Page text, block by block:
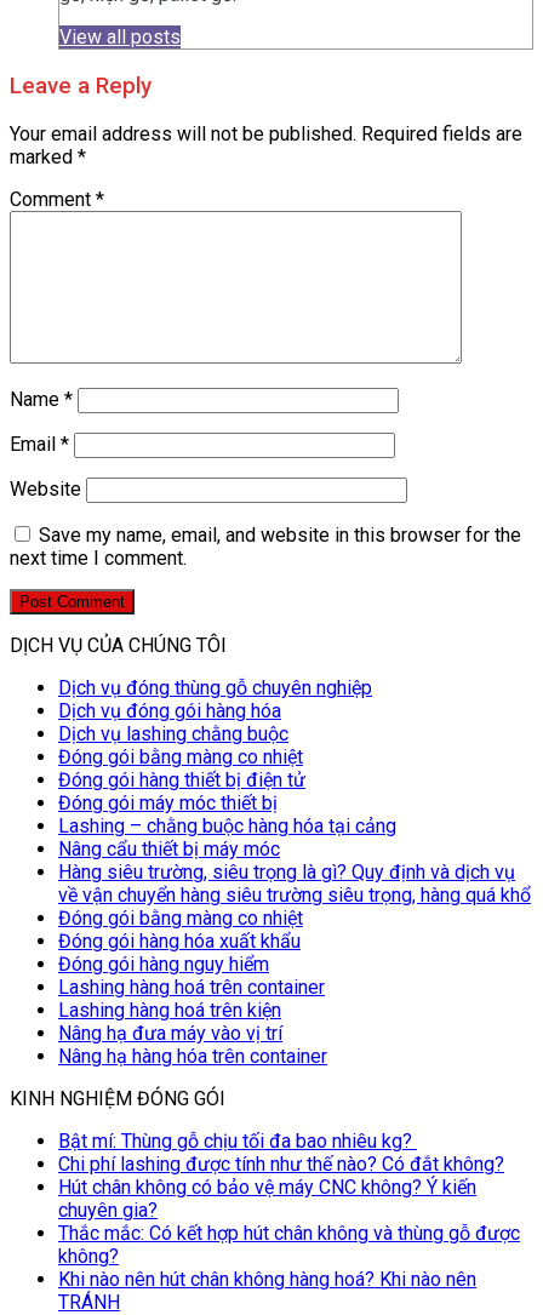
View all posts
Leave a Reply
Your email address will not be published. Required fields are
marked *
Comment *
Name *
Email *
Website
Save my name, email, and website in this browser for the
next time I comment.
DỊCH VỤ CỦA CHÚNG TÔI
Dịch vụ đóng thùng gỗ chuyên nghiệp
Dịch vụ đóng gói hàng hóa
Dịch vụ lashing chằng buộc
Đóng gói bằng màng co nhiệt
Đóng gói hàng thiết bị điện tử
Đóng gói máy móc thiết bị
Lashing – chằng buộc hàng hóa tại cảng
Nâng cẩu thiết bị máy móc
Hàng siêu trường, siêu trọng là gì? Quy định và dịch vụ
về vận chuyển hàng siêu trường siêu trọng, hàng quá khổ
Đóng gói bằng màng co nhiệt
Đóng gói hàng hóa xuất khẩu
Đóng gói hàng nguy hiểm
Lashing hàng hoá trên container
Lashing hàng hoá trên kiện
Nâng hạ đưa máy vào vị trí
Nâng hạ hàng hóa trên container
KINH NGHIỆM ĐÓNG GÓI
Bật mí: Thùng gỗ chịu tối đa bao nhiêu kg?
Chi phí lashing được tính như thế nào? Có đắt không?
Hút chân không có bảo vệ máy CNC không? Ý kiến
chuyên gia?
Thắc mắc: Có kết hợp hút chân không và thùng gỗ được
không?
Khi nào nên hút chân không hàng hoá? Khi nào nên
TRÁNH